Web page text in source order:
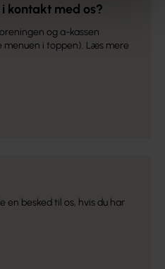
kontakt med os?
og a-kassen
menuen i toppen). Læs mere
en besked til os, hvis du har